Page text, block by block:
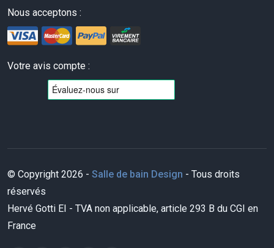
Nous acceptons :
Votre avis compte :
© Copyright 2026 - Salle de bain Design - Tous droits
réservés
Hervé Gotti EI - TVA non applicable, article 293 B du CGI en
France